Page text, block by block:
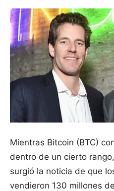
Mientras Bitcoin (BTC)
dentro de un cierto
surgió la noticia de que
vendieron 130 millones